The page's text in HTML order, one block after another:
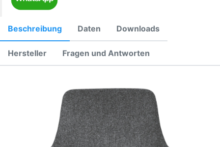
Beschreibung Daten Downloads
Hersteller Fragen und Antworten